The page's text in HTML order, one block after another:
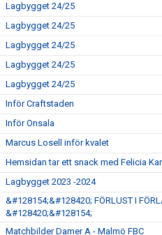
Lagbygget 24/25
Lagbygget 24/25
Lagbygget 24/25
Lagbygget 24/25
Lagbygget 24/25
Inför Craftstaden
Inför Onsala
Marcus Losell inför kvalet
Hemsidan tar ett snack med Felicia
Lagbygget 2023 -2024
&#128154;&#128420; FÖRLUST I
&#128420;&#128154;
Matchbilder Damer A - Malmö FBC